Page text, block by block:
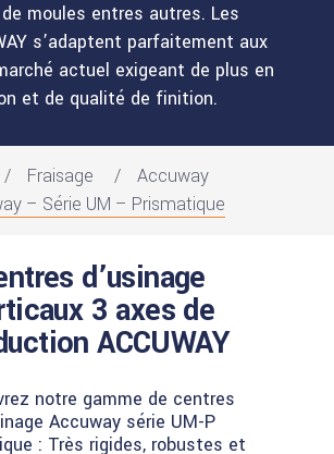
moules entres autres. Les
s’adaptent parfaitement aux
actuel exigeant de plus en
et de qualité de finition.
Fraisage
Accuway
– Série UM – Prismatique
d’usinage
3 axes de
ACCUWAY
notre gamme de centres
Accuway série UM-P
: Très rigides, robustes et